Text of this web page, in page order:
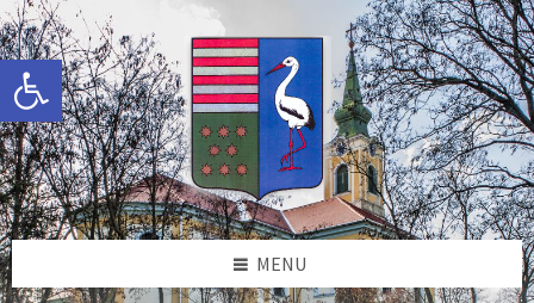
Eszköztár megnyitása
Skip
to
content
Skip
to
left
sidebar
Skip
to
footer
MENU